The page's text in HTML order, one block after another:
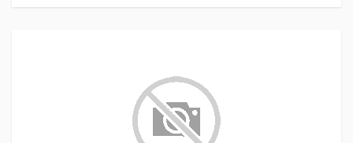
соответствии с TRGS 905, класс 1 или 2.- диаметр